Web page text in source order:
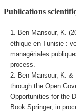
Publications
Ben Mansour, K.
éthique en Tunisie :
managériales
process.
Ben Mansour, K. &
through the Open
Opportunities for the
Book Springer, in